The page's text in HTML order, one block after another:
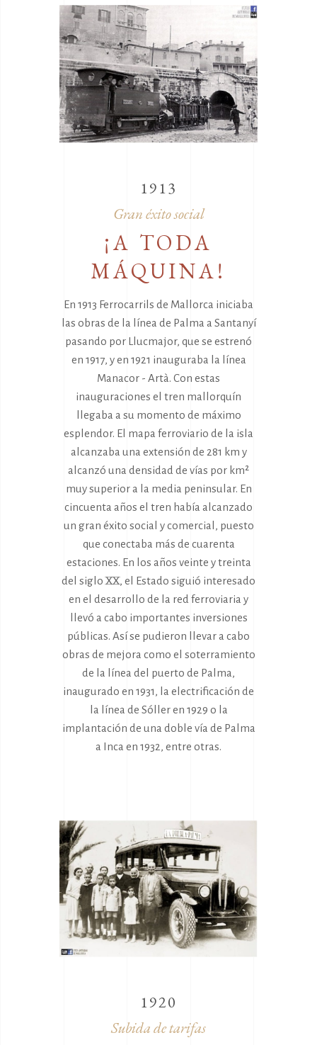
1913
Gran éxito social
¡A TODA
MÁQUINA!
En 1913 Ferrocarrils de Mallorca iniciaba
las obras de la línea de Palma a Santanyí
pasando por Llucmajor, que se estrenó
en 1917, y en 1921 inauguraba la línea
Manacor - Artà. Con estas
inauguraciones el tren mallorquín
llegaba a su momento de máximo
esplendor. El mapa ferroviario de la isla
alcanzaba una extensión de 281 km y
alcanzó una densidad de vías por km²
muy superior a la media peninsular. En
cincuenta años el tren había alcanzado
un gran éxito social y comercial, puesto
que conectaba más de cuarenta
estaciones. En los años veinte y treinta
del siglo XX, el Estado siguió interesado
en el desarrollo de la red ferroviaria y
llevó a cabo importantes inversiones
públicas. Así se pudieron llevar a cabo
obras de mejora como el soterramiento
de la línea del puerto de Palma,
inaugurado en 1931, la electrificación de
la línea de Sóller en 1929 o la
implantación de una doble vía de Palma
a Inca en 1932, entre otras.
1920
Subida de tarifas